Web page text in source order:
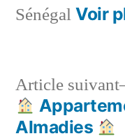
Sénégal Voir
Article suivant
Almadies